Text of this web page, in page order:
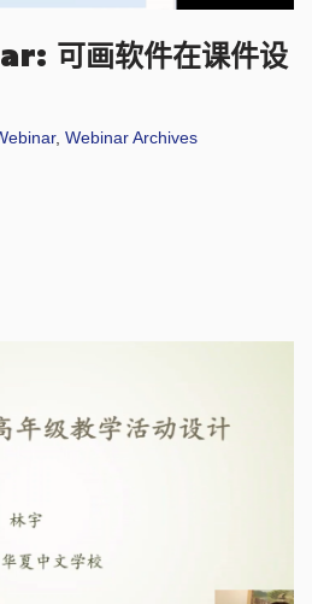
可画软件在课件设
, Webinar Archives